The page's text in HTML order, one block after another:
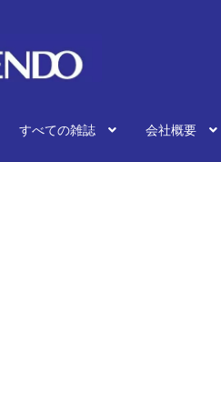
すべての雑誌 会社概要